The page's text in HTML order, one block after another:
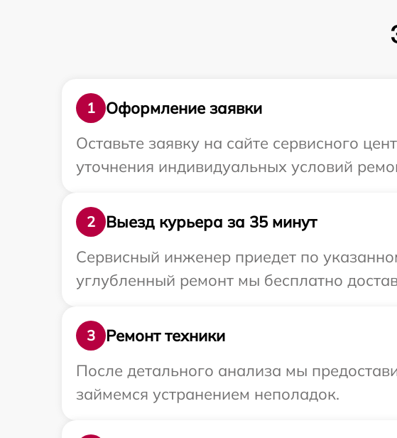
1
Оформление заявки
Оставьте заявку на сайте сервисного
уточнения индивидуальных условий
2
Выезд курьера за 35 минут
Сервисный инженер приедет по
углубленный ремонт мы бесплатно
3
Ремонт техники
После детального анализа мы
займемся устранением неполадок.